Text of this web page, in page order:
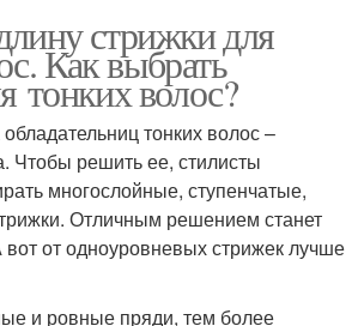
стрижки для
Как выбрать
тонких волос?
тонких волос –
Чтобы решить ее, стилисты
многослойные, ступенчатые,
Отличным решением станет
вот от одноуровневых стрижек лучше
и ровные пряди, тем более